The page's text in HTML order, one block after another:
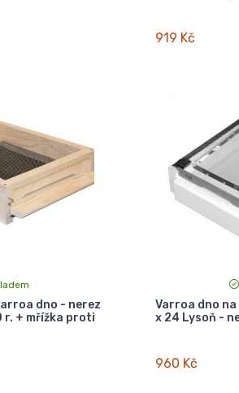
919 Kč
dno - nerez
+ mřížka proti
Varroa dno
x 24 Lysoň -
960 Kč